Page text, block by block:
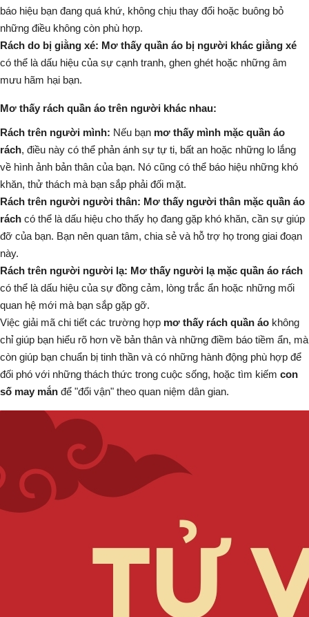
báo hiệu bạn đang quá khứ, không chịu thay đổi hoặc buông bỏ
những điều không còn phù hợp.
Rách do bị giằng xé: Mơ thấy quần áo bị người khác giằng xé
có thể là dấu hiệu của sự cạnh tranh, ghen ghét hoặc những âm
mưu hãm hại bạn.
Mơ thấy rách quần áo trên người khác nhau:
Rách trên người mình: Nếu bạn mơ thấy mình mặc quần áo
rách, điều này có thể phản ánh sự tự ti, bất an hoặc những lo lắng
về hình ảnh bản thân của bạn. Nó cũng có thể báo hiệu những khó
khăn, thử thách mà bạn sắp phải đối mặt.
Rách trên người người thân: Mơ thấy người thân mặc quần áo
rách có thể là dấu hiệu cho thấy họ đang gặp khó khăn, cần sự giúp
đỡ của bạn. Bạn nên quan tâm, chia sẻ và hỗ trợ họ trong giai đoạn
này.
Rách trên người người lạ: Mơ thấy người lạ mặc quần áo rách
có thể là dấu hiệu của sự đồng cảm, lòng trắc ẩn hoặc những mối
quan hệ mới mà bạn sắp gặp gỡ.
Việc giải mã chi tiết các trường hợp mơ thấy rách quần áo không
chỉ giúp bạn hiểu rõ hơn về bản thân và những điềm báo tiềm ẩn, mà
còn giúp bạn chuẩn bị tinh thần và có những hành động phù hợp để
đối phó với những thách thức trong cuộc sống, hoặc tìm kiếm con
số may mắn để "đổi vận" theo quan niệm dân gian.